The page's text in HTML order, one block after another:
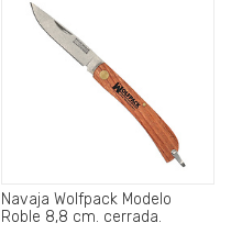
Navaja Wolfpack Modelo
Roble 8,8 cm. cerrada.